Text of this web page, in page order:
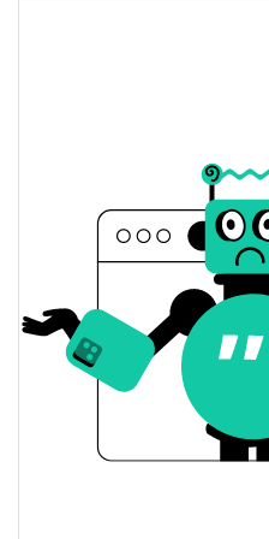
Abertura / Fecho de
Ontem
A mudança de ontem
Volume de ontem
Histórico do preço do
7 dias Baixa / 7 dias Alta